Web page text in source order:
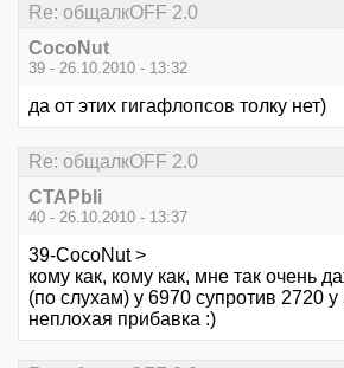
Re: общалкOFF 2.0
CocoNut
39 - 26.10.2010 - 13:32
да от этих гигафлопсов толку нет)
Re: общалкOFF 2.0
CTAPbIi
40 - 26.10.2010 - 13:37
39-CocoNut >
кому как, кому как, мне так очень
(по слухам) у 6970 супротив 2720 у
неплохая прибавка :)